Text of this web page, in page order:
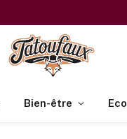
Bien-être Eco